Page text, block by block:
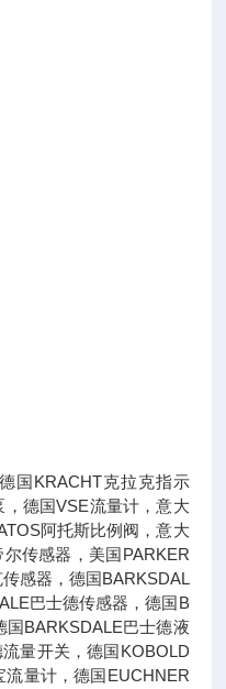
国KRACHT克拉克指示
德国VSE流量计，意大
阿托斯比例阀，意大
传感器，美国PARKER
感器，德国BARKSDAL
巴士德传感器，德国B
国BARKSDALE巴士德液
量开关，德国KOBOLD
量计，德国EUCHNER